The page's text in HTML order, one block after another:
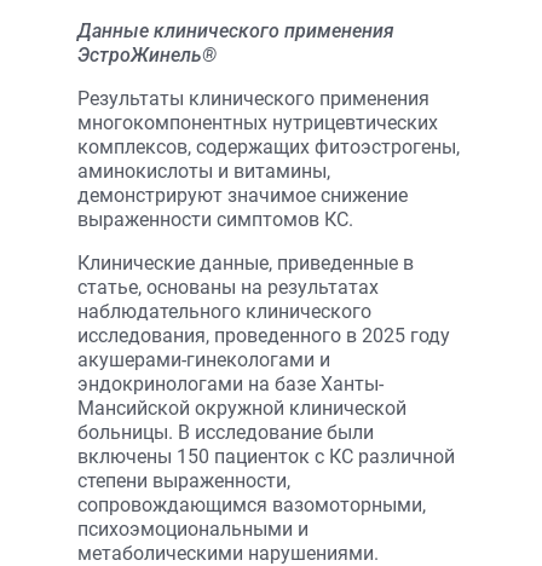
Данные клинического применения
ЭстроЖинель®
Результаты клинического применения
многокомпонентных нутрицевтических
комплексов, содержащих фитоэстрогены,
аминокислоты и витамины,
демонстрируют значимое снижение
выраженности симптомов КС.
Клинические данные, приведенные в
статье, основаны на результатах
наблюдательного клинического
исследования, проведенного в 2025 году
акушерами-гинекологами и
эндокринологами на базе Ханты-
Мансийской окружной клинической
больницы. В исследование были
включены 150 пациенток с КС различной
степени выраженности,
сопровождающимся вазомоторными,
психоэмоциональными и
метаболическими нарушениями.